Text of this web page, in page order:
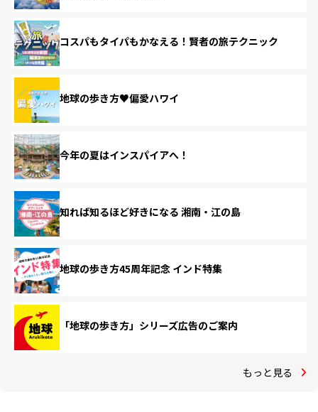
コスパもタイパもかなえる！賢者の旅テクニック
地球の歩き方♥偏愛ハワイ
今年の夏はインスパイアへ！
知れば知るほど好きになる 湘南・江の島
地球の歩き方45周年記念 インド特集
「地球の歩き方」シリーズ広告のご案内
もっと見る